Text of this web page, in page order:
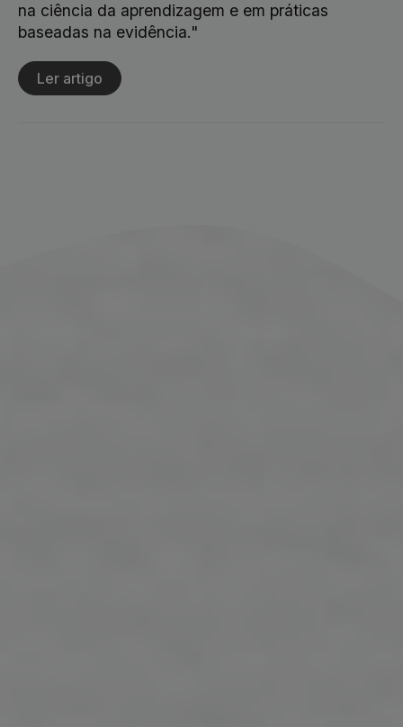
na ciência da aprendizagem e em práticas
baseadas na evidência."
Ler artigo